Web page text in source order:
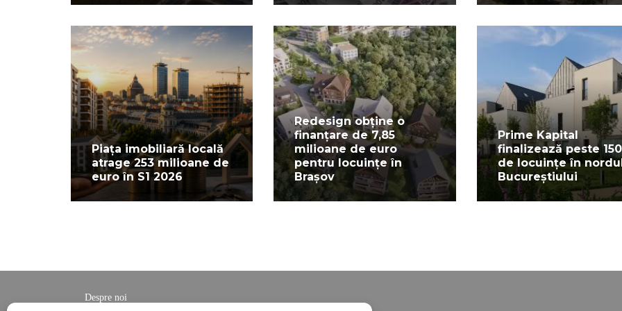
Piața imobiliară locală
atrage 253 milioane de
euro în S1 2026
Redesign obține o
finanțare de 7,85
milioane de euro
pentru locuințe în
Brașov
Prime Kapital
finalizează peste 150
de locuințe în
Bucureștiului
Despre noi